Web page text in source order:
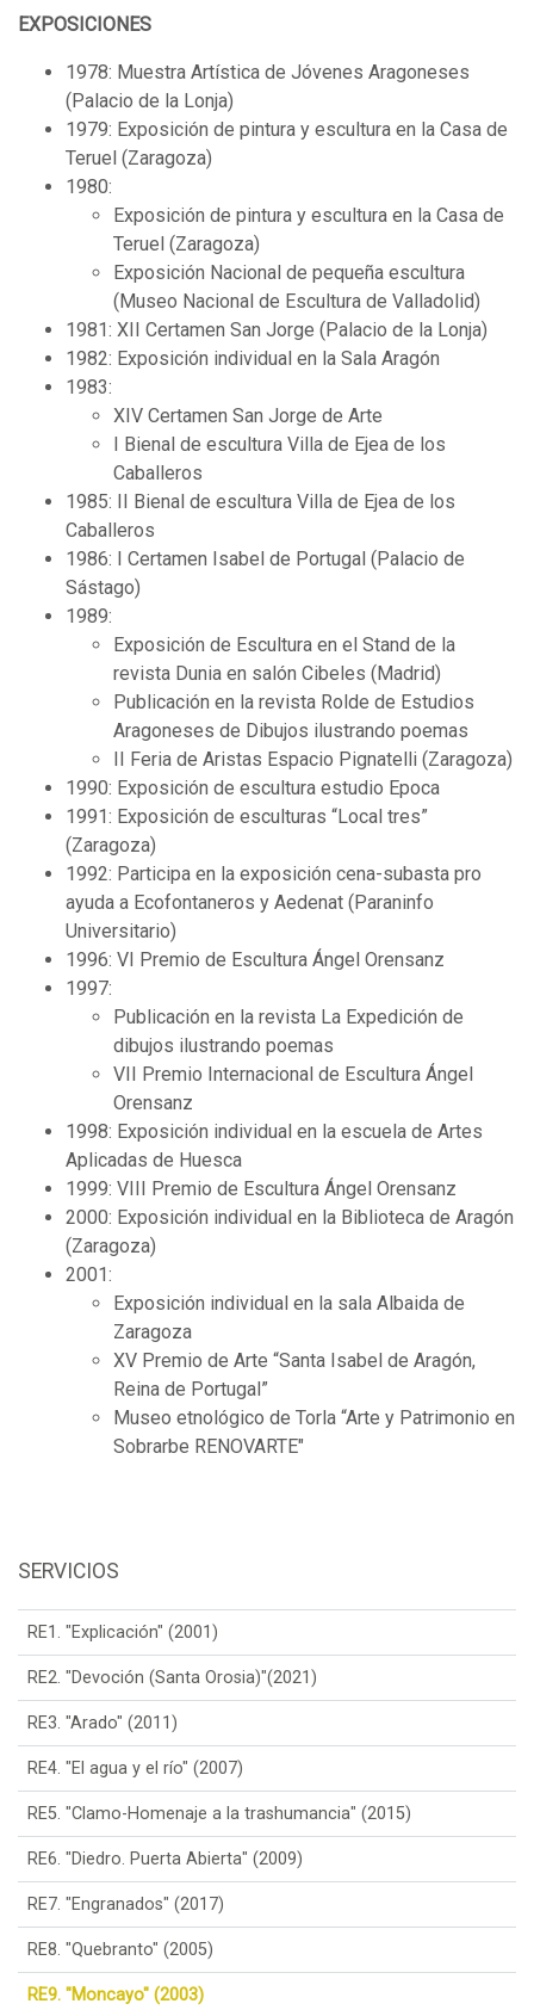
EXPOSICIONES
1978: Muestra Artística de Jóvenes Aragoneses
(Palacio de la Lonja)
1979: Exposición de pintura y escultura en la Casa de
Teruel (Zaragoza)
1980:
Exposición de pintura y escultura en la Casa de
Teruel (Zaragoza)
Exposición Nacional de pequeña escultura
(Museo Nacional de Escultura de Valladolid)
1981: XII Certamen San Jorge (Palacio de la Lonja)
1982: Exposición individual en la Sala Aragón
1983:
XIV Certamen San Jorge de Arte
I Bienal de escultura Villa de Ejea de los
Caballeros
1985: II Bienal de escultura Villa de Ejea de los
Caballeros
1986: I Certamen Isabel de Portugal (Palacio de
Sástago)
1989:
Exposición de Escultura en el Stand de la
revista Dunia en salón Cibeles (Madrid)
Publicación en la revista Rolde de Estudios
Aragoneses de Dibujos ilustrando poemas
II Feria de Aristas Espacio Pignatelli (Zaragoza)
1990: Exposición de escultura estudio Epoca
1991: Exposición de esculturas “Local tres”
(Zaragoza)
1992: Participa en la exposición cena-subasta pro
ayuda a Ecofontaneros y Aedenat (Paraninfo
Universitario)
1996: VI Premio de Escultura Ángel Orensanz
1997:
Publicación en la revista La Expedición de
dibujos ilustrando poemas
VII Premio Internacional de Escultura Ángel
Orensanz
1998: Exposición individual en la escuela de Artes
Aplicadas de Huesca
1999: VIII Premio de Escultura Ángel Orensanz
2000: Exposición individual en la Biblioteca de Aragón
(Zaragoza)
2001:
Exposición individual en la sala Albaida de
Zaragoza
XV Premio de Arte “Santa Isabel de Aragón,
Reina de Portugal”
Museo etnológico de Torla “Arte y Patrimonio en
Sobrarbe RENOVARTE"
SERVICIOS
RE1. "Explicación" (2001)
RE2. "Devoción (Santa Orosia)"(2021)
RE3. "Arado" (2011)
RE4. "El agua y el río" (2007)
RE5. "Clamo-Homenaje a la trashumancia" (2015)
RE6. "Diedro. Puerta Abierta" (2009)
RE7. "Engranados" (2017)
RE8. "Quebranto" (2005)
RE9. "Moncayo" (2003)